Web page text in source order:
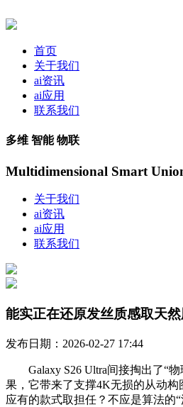
首页
关于我们
ai资讯
ai应用
联系我们
多维 智能 物联
Multidimensional Smart
关于我们
ai资讯
ai应用
联系我们
能实正在还原发丝质感取天
发布日期：2026-02-27 17:44
Galaxy S26 Ultra间接掏出了“物
果，它带来了支撑4K无损的从动构
应有的款式取担任？不应是算法的